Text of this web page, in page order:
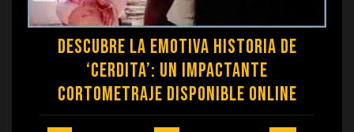
Descubre la Emotiva Historia de
‘Cerdita’: Un Impactante
Cortometraje Disponible Online